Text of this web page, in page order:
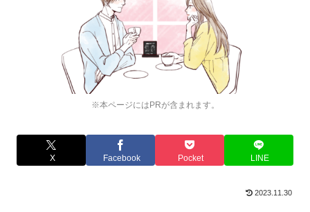
※本ページにはPRが含まれます。
X Facebook Pocket LINE
2023.11.30